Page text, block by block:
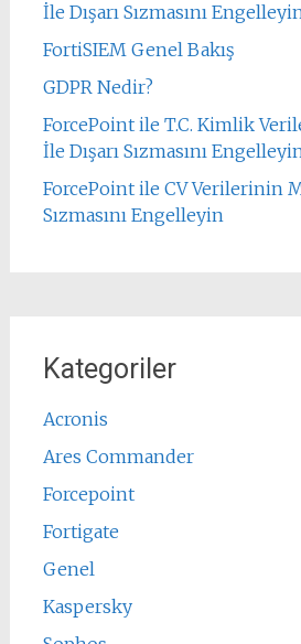
İle Dışarı Sızmasını
FortiSIEM Genel Bakış
GDPR Nedir?
ForcePoint ile T.C. Kimlik
İle Dışarı Sızmasını
ForcePoint ile CV Verilerinin
Sızmasını Engelleyin
Kategoriler
Acronis
Ares Commander
Forcepoint
Fortigate
Genel
Kaspersky